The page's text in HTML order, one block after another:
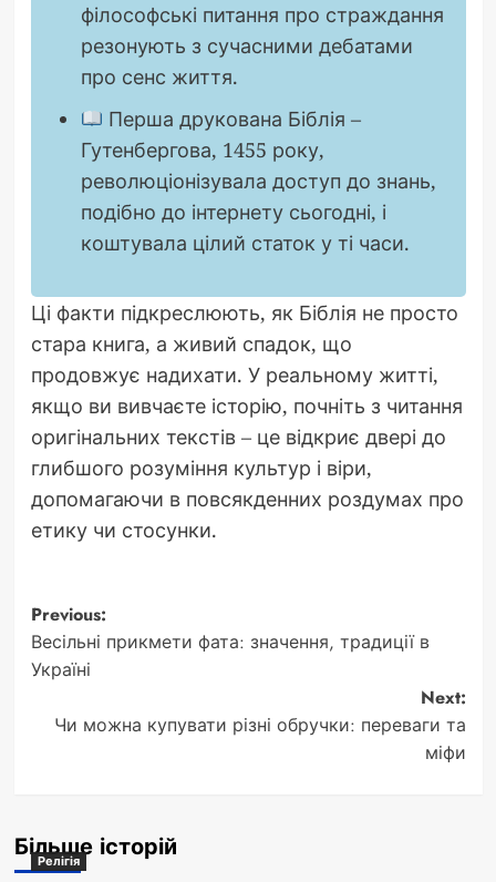
філософські питання про страждання
резонують з сучасними дебатами
про сенс життя.
Перша друкована Біблія –
Гутенбергова, 1455 року,
революціонізувала доступ до знань,
подібно до інтернету сьогодні, і
коштувала цілий статок у ті часи.
Ці факти підкреслюють, як Біблія не просто
стара книга, а живий спадок, що
продовжує надихати. У реальному житті,
якщо ви вивчаєте історію, почніть з читання
оригінальних текстів – це відкриє двері до
глибшого розуміння культур і віри,
допомагаючи в повсякденних роздумах про
етику чи стосунки.
Post
navigation
Previous:
Весільні прикмети фата: значення, традиції в
Україні
Next:
Чи можна купувати різні обручки: переваги та
міфи
Більше історій
Релігія